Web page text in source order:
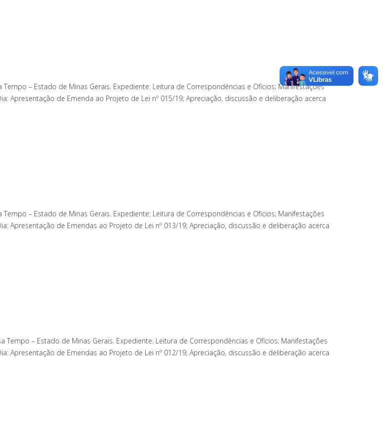
– Estado de Minas Gerais. Expediente: Leitura de Correspondências e Ofícios; Manifestações
Apresentação de Emenda ao Projeto de Lei nº 015/19; Apreciação, discussão e deliberação acerca
– Estado de Minas Gerais. Expediente: Leitura de Correspondências e Ofícios; Manifestações
Apresentação de Emendas ao Projeto de Lei nº 013/19; Apreciação, discussão e deliberação acerca
Tempo – Estado de Minas Gerais. Expediente: Leitura de Correspondências e Ofícios; Manifestações
Apresentação de Emendas ao Projeto de Lei nº 012/19; Apreciação, discussão e deliberação acerca